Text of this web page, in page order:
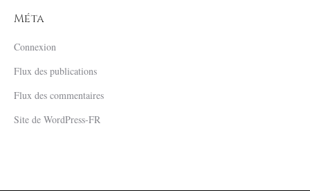
Méta
Connexion
Flux des publications
Flux des commentaires
Site de WordPress-FR